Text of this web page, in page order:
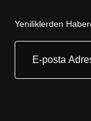
Yeniliklerden